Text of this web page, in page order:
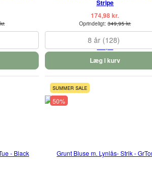
Stripe
174,98 kr.
Oprindeligt: 349,95 kr.
8 år (128)
Læg i kurv
SUMMER SALE
50%